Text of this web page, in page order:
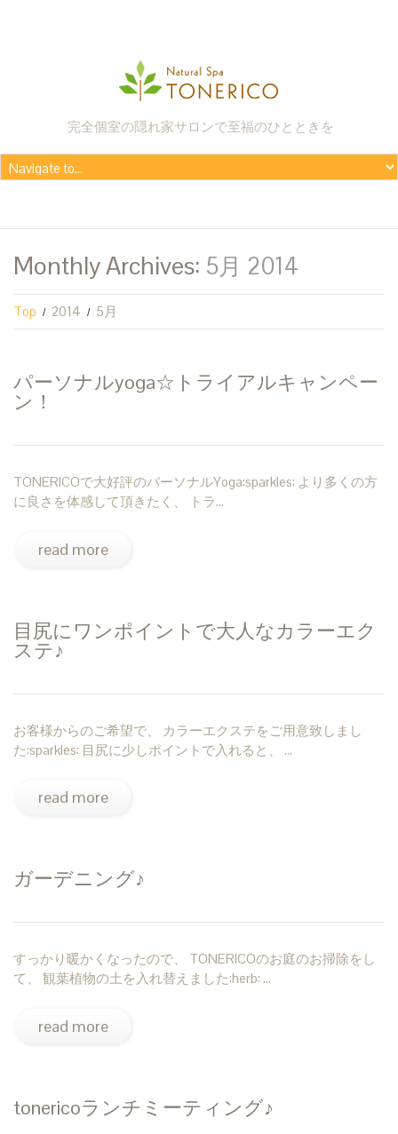
完全個室の隠れ家サロンで至福のひとときを
Monthly Archives: 5月 2014
Top 2014 5月
パーソナルyoga☆トライアルキャンペー
ン！
TONERICOで大好評のパーソナルYoga:sparkles: より多くの方
に良さを体感して頂きたく、 トラ…
read more
目尻にワンポイントで大人なカラーエク
ステ♪
お客様からのご希望で、 カラーエクステをご用意致しまし
た:sparkles: 目尻に少しポイントで入れると、 …
read more
ガーデニング♪
すっかり暖かくなったので、 TONERICOのお庭のお掃除をし
て、 観葉植物の土を入れ替えました:herb: …
read more
tonericoランチミーティング♪